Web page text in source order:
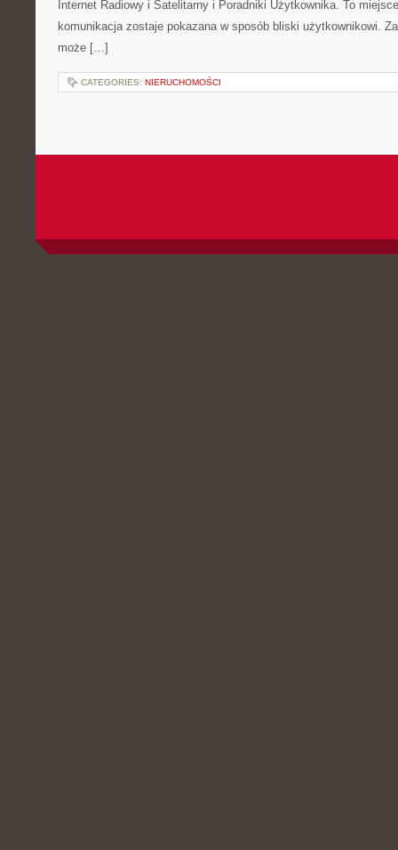
Internet Radiowy i Satelitarny i Poradniki Użytkownika. To
komunikacja zostaje pokazana w sposób bliski użytkownikowi.
może […]
CATEGORIES: NIERUCHOMOŚCI